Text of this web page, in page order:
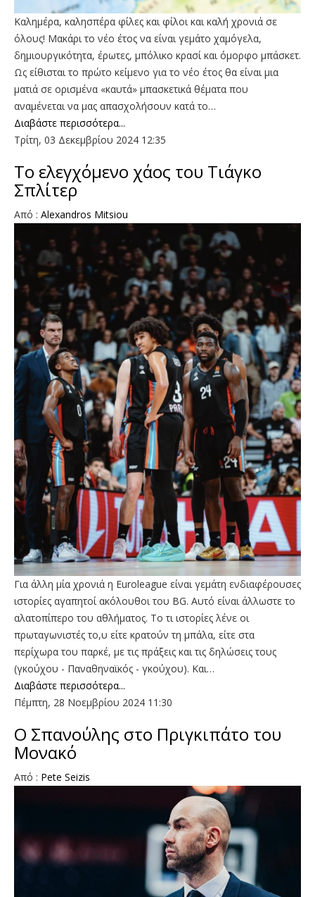
Kαλημέρα, καλησπέρα φίλες και φίλοι και καλή χρονιά σε
όλους! Μακάρι το νέο έτος να είναι γεμάτο χαμόγελα,
δημιουργικότητα, έρωτες, μπόλικο κρασί και όμορφο μπάσκετ.
Ως είθισται το πρώτο κείμενο για το νέο έτος θα είναι μια
ματιά σε ορισμένα «καυτά» μπασκετικά θέματα που
αναμένεται να μας απασχολήσουν κατά το…
Διαβάστε περισσότερα...
Τρίτη, 03 Δεκεμβρίου 2024 12:35
Το ελεγχόμενο χάος του Τιάγκο
Σπλίτερ
Aπό : Alexandros Mitsiou
Για άλλη μία χρονιά η Euroleague είναι γεμάτη ενδιαφέρουσες
ιστορίες αγαπητοί ακόλουθοι του BG. Αυτό είναι άλλωστε το
αλατοπίπερο του αθλήματος. Το τι ιστορίες λένε οι
πρωταγωνιστές το,υ είτε κρατούν τη μπάλα, είτε στα
περίχωρα του παρκέ, με τις πράξεις και τις δηλώσεις τους
(γκούχου - Παναθηναϊκός - γκούχου). Και…
Διαβάστε περισσότερα...
Πέμπτη, 28 Νοεμβρίου 2024 11:30
Ο Σπανούλης στο Πριγκιπάτο του
Μονακό
Από : Pete Seizis